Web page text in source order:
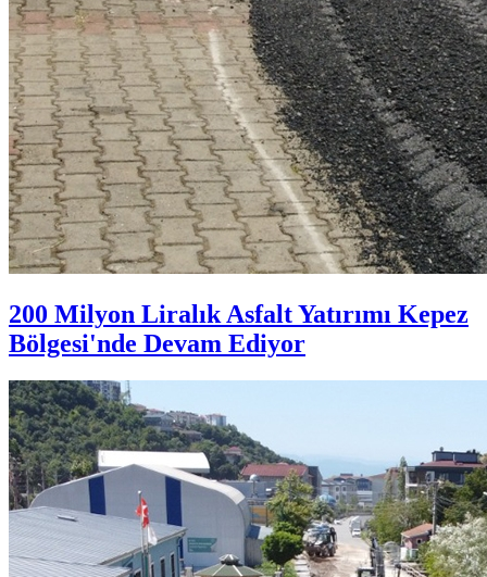
200 Milyon Liralık Asfalt Yatırımı Kepez
Bölgesi'nde Devam Ediyor